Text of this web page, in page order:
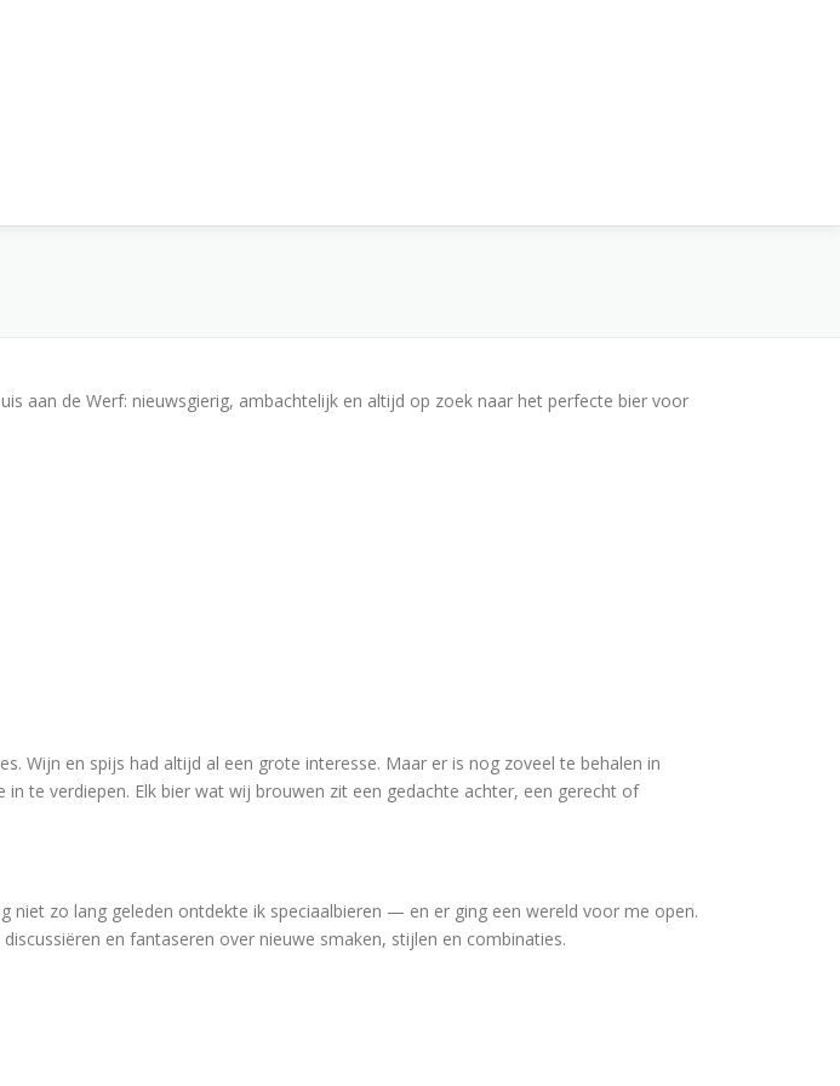
aan de Werf: nieuwsgierig, ambachtelijk en altijd op zoek naar het perfecte bier voor
Wijn en spijs had altijd al een grote interesse. Maar er is nog zoveel te behalen in
te verdiepen. Elk bier wat wij brouwen zit een gedachte achter, een gerecht of
zo lang geleden ontdekte ik speciaalbieren — en er ging een wereld voor me open.
en fantaseren over nieuwe smaken, stijlen en combinaties.